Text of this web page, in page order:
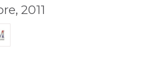
2011